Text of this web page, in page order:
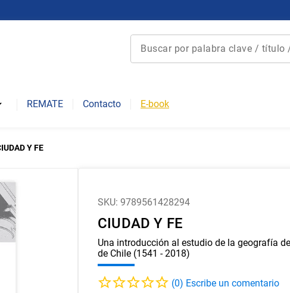
Buscar por palabra clave / título /
6. historia chile
7. historia república chile
8. historia
psicología
10. arte
REMATE Contacto E-book
Y FE
SKU: 9789561428294
CIUDAD Y FE
Una introducción al estudio de la geografía
de Chile (1541 - 2018)
(0)